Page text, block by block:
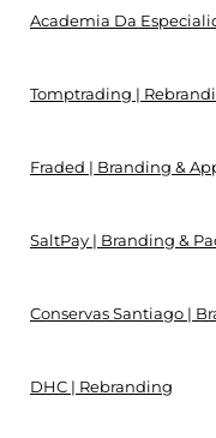
Academia Da
Tomptrading |
Fraded | Branding &
SaltPay | Branding &
Conservas Santiago |
DHC | Rebranding